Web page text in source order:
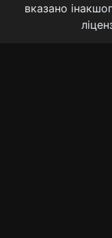
вказано